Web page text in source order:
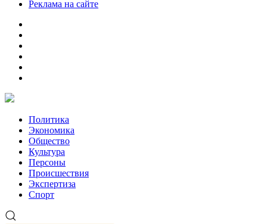
Реклама на сайте
Политика
Экономика
Общество
Культура
Персоны
Происшествия
Экспертиза
Спорт